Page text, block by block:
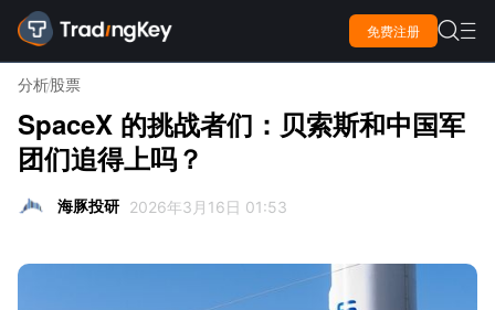
免费注册  
分析股票
SpaceX 的挑战者们：贝索斯和中国军
团们追得上吗？
海豚投研 2026年3月16日 01:53